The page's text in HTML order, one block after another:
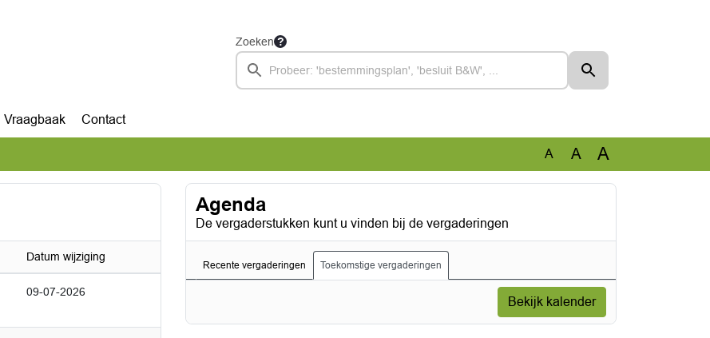
Zoeken
Vraagbaak Contact
A A A
Datum wijziging
09-07-2026
Agenda
De vergaderstukken kunt u vinden bij de vergaderingen
Recente vergaderingen Toekomstige vergaderingen
Bekijk kalender